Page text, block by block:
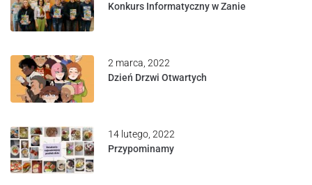
Konkurs Informatyczny w Zanie
2 marca, 2022
Dzień Drzwi Otwartych
14 lutego, 2022
Przypominamy